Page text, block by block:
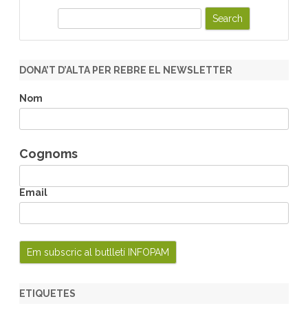
r
h
DONA’T D’ALTA PER REBRE EL NEWSLETTER
Nom
Cognoms
Email
ETIQUETES